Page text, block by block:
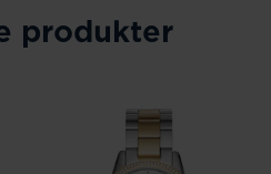
produkter